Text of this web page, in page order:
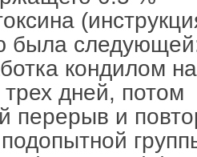
была
кондилом на
дней, потом
перерыв и